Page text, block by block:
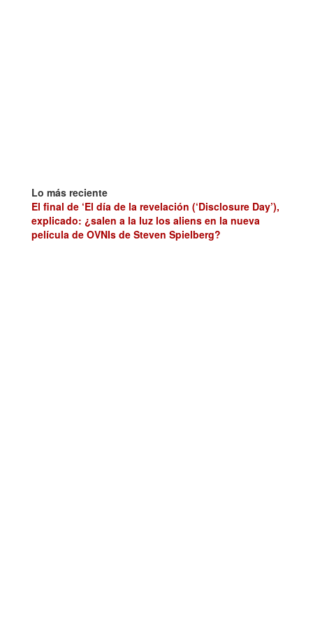
Lo más reciente
El final de ‘El día de la revelación (‘Disclosure Day’),
explicado: ¿salen a la luz los aliens en la nueva
película de OVNIs de Steven Spielberg?